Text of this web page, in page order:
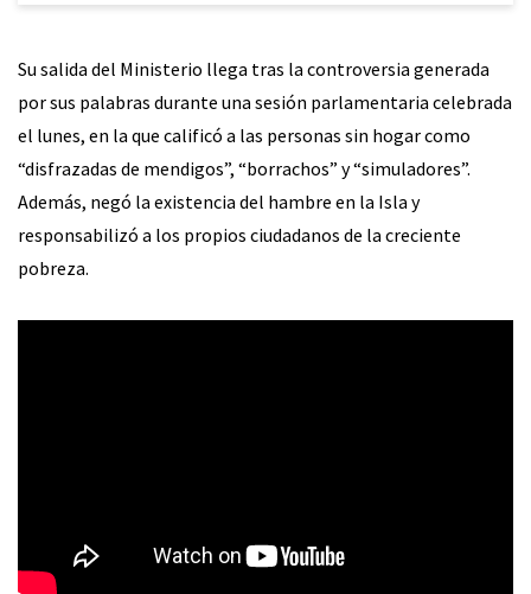
Su salida del Ministerio llega tras la controversia generada
por sus palabras durante una sesión parlamentaria celebrada
el lunes, en la que calificó a las personas sin hogar como
“disfrazadas de mendigos”, “borrachos” y “simuladores”.
Además, negó la existencia del hambre en la Isla y
responsabilizó a los propios ciudadanos de la creciente
pobreza.